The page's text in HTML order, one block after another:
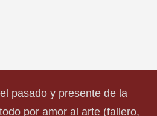
pasado y presente de la
por amor al arte (fallero,